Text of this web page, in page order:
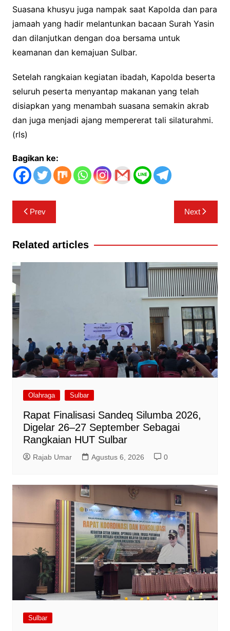
Suasana khusyu juga nampak saat Kapolda dan para
jamaah yang hadir melantunkan bacaan Surah Yasin
dan dilanjutkan dengan doa bersama untuk
keamanan dan kemajuan Sulbar.
Setelah rangkaian kegiatan ibadah, Kapolda beserta
seluruh peserta menyantap makanan yang telah
disiapkan yang menambah suasana semakin akrab
dan juga menjadi ajang mempererat tali silaturahmi.
(rls)
Bagikan ke:
Navigasi
pos
Prev Next
Related articles
Olahraga Sulbar
Rapat Finalisasi Sandeq Silumba 2026,
Digelar 26–27 September Sebagai
Rangkaian HUT Sulbar
Rajab Umar Agustus 6, 2026 0
Sulbar